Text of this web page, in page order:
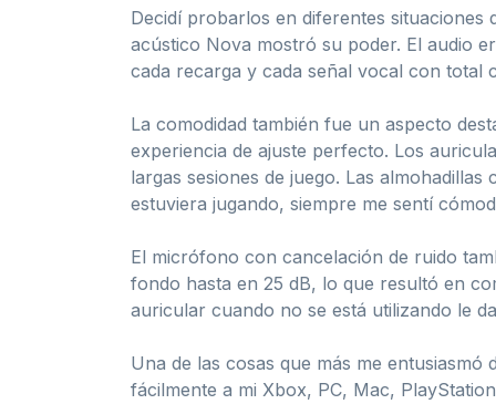
Decidí probarlos en diferentes situaciones
acústico Nova mostró su poder. El audio
cada recarga y cada señal vocal con total
La comodidad también fue un aspecto
experiencia de ajuste perfecto. Los
largas sesiones de juego. Las
estuviera jugando, siempre me sentí
El micrófono con cancelación de ruido
fondo hasta en 25 dB, lo que resultó en
auricular cuando no se está utilizando le
Una de las cosas que más me
fácilmente a mi Xbox, PC, Mac,